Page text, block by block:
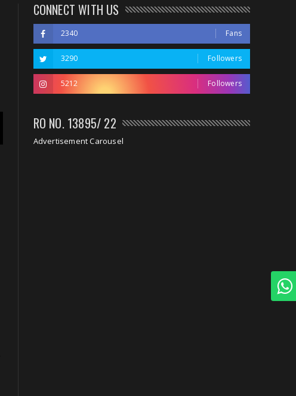
CONNECT WITH US
2340 Fans
3290 Followers
5212 Followers
RO NO. 13895/ 22
Advertisement Carousel